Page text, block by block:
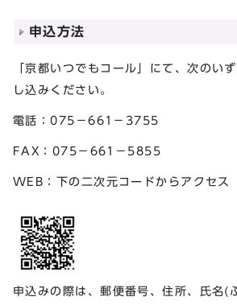
申込方法
「京都いつでもコール」にて、次のい
し込みください。
電話：075－661－3755
FAX：075－661－5855
WEB：下の二次元コードからアクセス
申込みの際は、郵便番号、住所、氏名(